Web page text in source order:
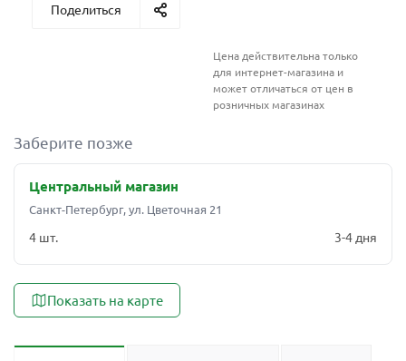
Поделиться
Цена действительна только
для интернет-магазина и
может отличаться от цен в
розничных магазинах
Заберите позже
Центральный магазин
Санкт-Петербург, ул. Цветочная 21
4 шт. 3-4 дня
Показать на карте